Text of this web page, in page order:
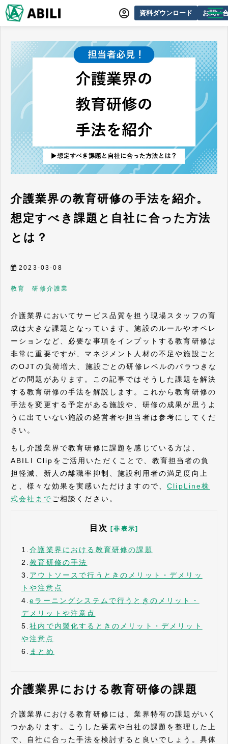
資料ダウンロード お問い
サービス一覧
オンラインデモ
導入事例
セミナー・イベント情報
できるをふやす研究所
介護業界の教育研修の手法を紹介。
想定すべき課題と自社に合った方法
とは？
2023-03-08
教育 研修介護業
介護業界においてサービス品質を担う現場スタッフの育
成は大きな課題となっています。施設のルールやオペレ
ーションなど、必要な事項をインプットする教育研修は
非常に重要ですが、マネジメント人材の不足や施設ごと
のOJTの負荷増大、施設ごとの研修レベルのバラつきな
どの問題があります。この記事ではそうした課題を解決
する教育研修の手法を解説します。これから教育研修の
手法を変更する予定がある施設や、研修の成果が思うよ
うに出ていない施設の経営者や担当者は参考にしてくだ
さい。
もし介護業界で教育研修に課題を感じている方は、
ABILI Clipをご活用いただくことで、教育担当者の負
担軽減、新人の離職率抑制、施設利用者の満足度向上
と、様々な効果を実感いただけますので、ClipLine株
式会社まで ご相談ください。
目次 [非表示]
1.介護業界における教育研修の課題
2.教育研修の手法
3. アウトソースで行うときのメリット・デメリッ
トや注意点
4.eラーニングシステムで行うときのメリット・
デメリットや注意点
5.社内で内製化するときのメリット・デメリット
や注意点
6.
まとめ
介護業界における教育研修の課題
介護業界における教育研修には、業界特有の課題がいく
つかあります。こうした要素や自社の課題を整理した上
で、自社に合った手法を検討すると良いでしょう。具体